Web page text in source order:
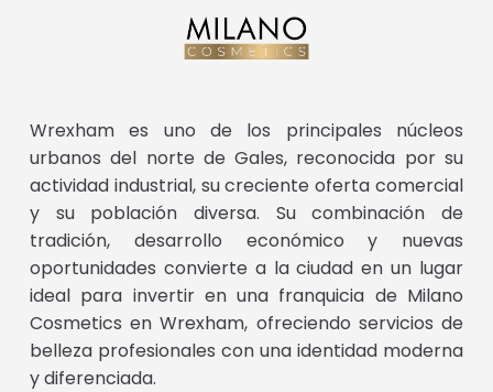
Wrexham es uno de los principales núcleos
urbanos del norte de Gales, reconocida por su
actividad industrial, su creciente oferta comercial
y su población diversa. Su combinación de
tradición, desarrollo económico y nuevas
oportunidades convierte a la ciudad en un lugar
ideal para invertir en una franquicia de Milano
Cosmetics en Wrexham, ofreciendo servicios de
belleza profesionales con una identidad moderna
y diferenciada.